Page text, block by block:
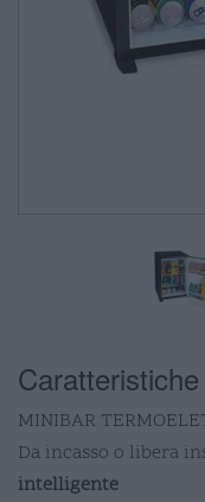
MINIBAR
Da incasso o libera
intelligente